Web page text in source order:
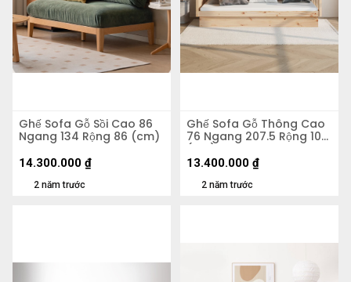
Ghế Sofa Gỗ Sồi Cao 86
Ngang 134 Rộng 86 (cm)
2 năm trước
14.300.000 ₫
Ghế Sofa Gỗ Thông Cao
76 Ngang 207.5 Rộng 107
(cm)
2 năm trước
13.400.000 ₫